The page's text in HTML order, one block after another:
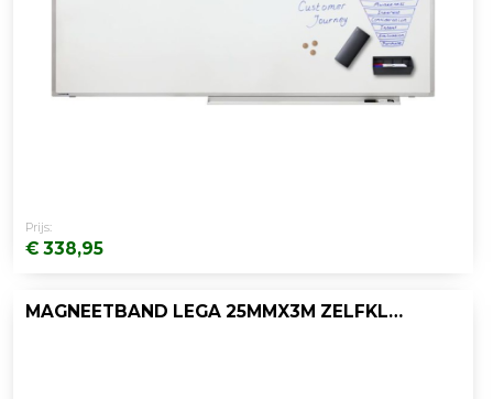
Prijs:
€ 338,95
MAGNEETBAND LEGA 25MMX3M ZELFKLEVEND